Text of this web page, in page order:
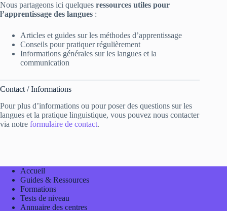
Nous partageons ici quelques ressources utiles pour
l’apprentissage des langues :
Articles et guides sur les méthodes d’apprentissage
Conseils pour pratiquer régulièrement
Informations générales sur les langues et la
communication
Contact / Informations
Pour plus d’informations ou pour poser des questions sur les
langues et la pratique linguistique, vous pouvez nous contacter
via notre formulaire de contact.
Accueil
Guides & Ressources
Formations
Tests de niveau
Annuaire des centres